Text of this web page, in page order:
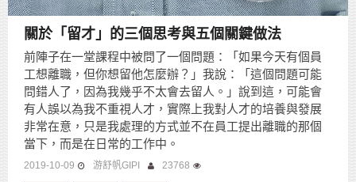
關於「留才」的三個思考與五個關鍵做法
前陣子在一堂課程中被問了一個問題：「如果今天有個員
工想離職，但你想留他怎麼辦？」我說：「這個問題可能
問錯人了，因為我幾乎不太會去留人。」說到這，可能會
有人誤以為我不重視人才，實際上我對人才的培養與發展
非常在意，只是我處理的方式並不在員工提出離職的那個
當下，而是在日常的工作中。
2019-10-09 游舒帆GIPI 23768